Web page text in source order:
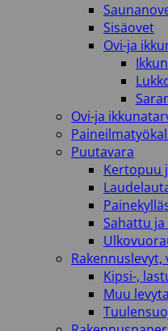
Sisäovet
Ovi-ja
Ovi-ja
Puutavara
Kertopuu
Sahattu
Rakennuslevyt,
Kipsi-,
Muu